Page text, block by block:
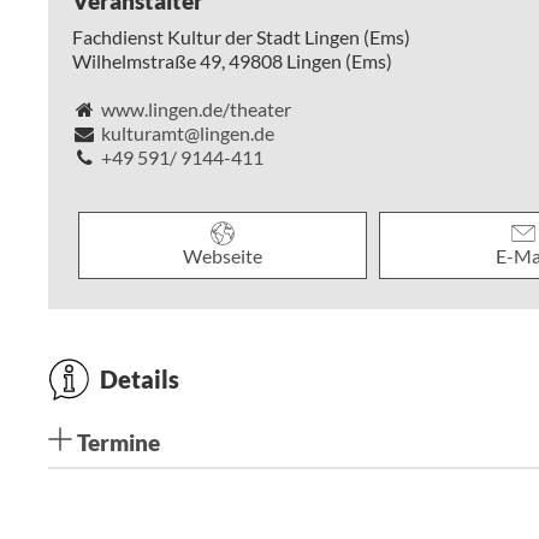
Fachdienst Kultur der Stadt Lingen (Ems)
Wilhelmstraße 49,49808 Lingen (Ems)
www.lingen.de/theater
kulturamt@lingen.de
+49 591/ 9144-411
Webseite E-
Details
Termine